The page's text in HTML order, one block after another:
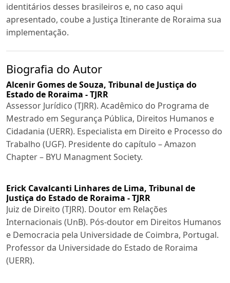
identitários desses brasileiros e, no caso aqui
apresentado, coube a Justiça Itinerante de Roraima sua
implementação.
Biografia do Autor
Alcenir Gomes de Souza, Tribunal de Justiça do
Estado de Roraima - TJRR
Assessor Jurídico (TJRR). Acadêmico do Programa de
Mestrado em Segurança Pública, Direitos Humanos e
Cidadania (UERR). Especialista em Direito e Processo do
Trabalho (UGF). Presidente do capítulo – Amazon
Chapter – BYU Managment Society.
Erick Cavalcanti Linhares de Lima, Tribunal de
Justiça do Estado de Roraima - TJRR
Juiz de Direito (TJRR). Doutor em Relações
Internacionais (UnB). Pós-doutor em Direitos Humanos
e Democracia pela Universidade de Coimbra, Portugal.
Professor da Universidade do Estado de Roraima
(UERR).